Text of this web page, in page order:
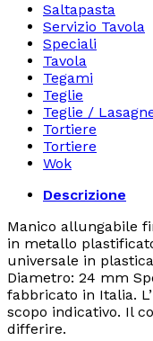
Saltapasta
Servizio Tavola
Speciali
Tavola
Tegami
Teglie
Teglie /
Tortiere
Tortiere
Wok
Descrizione
Manico allungabile
in metallo
universale in
Diametro: 24 mm
fabbricato in Italia.
scopo indicativo. Il
differire.